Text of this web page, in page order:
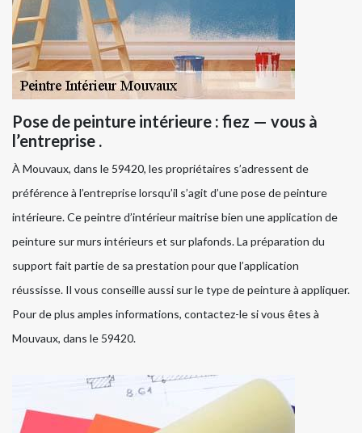
Pose de peinture intérieure : fiez — vous à
l’entreprise .
À Mouvaux, dans le 59420, les propriétaires s’adressent de
préférence à l’entreprise lorsqu’il s’agit d’une pose de peinture
intérieure. Ce peintre d’intérieur maitrise bien une application de
peinture sur murs intérieurs et sur plafonds. La préparation du
support fait partie de sa prestation pour que l’application
réussisse. Il vous conseille aussi sur le type de peinture à appliquer.
Pour de plus amples informations, contactez-le si vous êtes à
Mouvaux, dans le 59420.